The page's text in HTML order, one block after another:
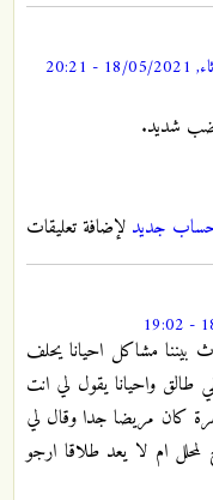
- 20:21
شديد.
حساب جديد لإضافة تعليقات
مشاكل احيانا يحلف
طالق واحيانا يقول لي انت
مرة كان مريضا جدا وقال لي
ام لا يعد طلاقا ارجو